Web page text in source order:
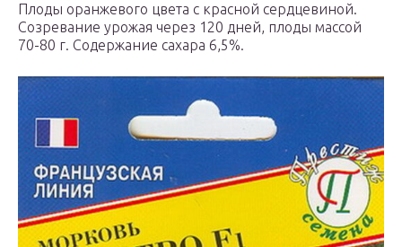
Плоды оранжевого цвета с красной сердцевиной.
Созревание урожая через 120 дней, плоды массой
70-80 г. Содержание сахара 6,5%.